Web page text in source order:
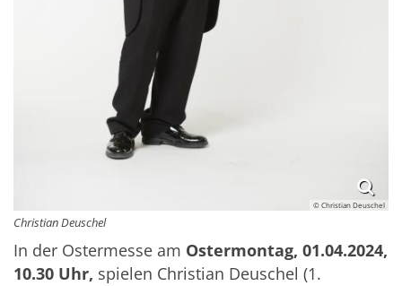
© Christian Deuschel
Christian Deuschel
In der Ostermesse am Ostermontag, 01.04.2024,
10.30 Uhr, spielen Christian Deuschel (1.